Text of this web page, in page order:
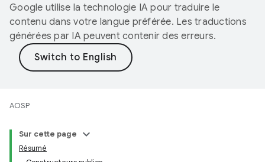
Google utilise la technologie IA pour traduire le
contenu dans votre langue préférée. Les traductions
générées par IA peuvent contenir des erreurs.
AOSP
Sur cette page
Résumé